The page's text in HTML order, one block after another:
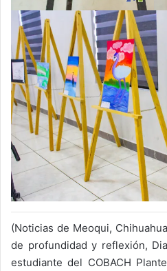
(Noticias de Meoqui,
de profundidad y reflexión,
estudiante del COBACH